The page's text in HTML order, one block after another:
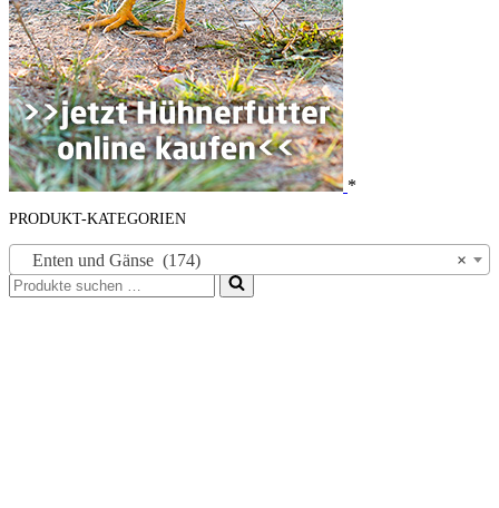
*
PRODUKT-KATEGORIEN
×
Enten und Gänse (174)
Suchen
nach …